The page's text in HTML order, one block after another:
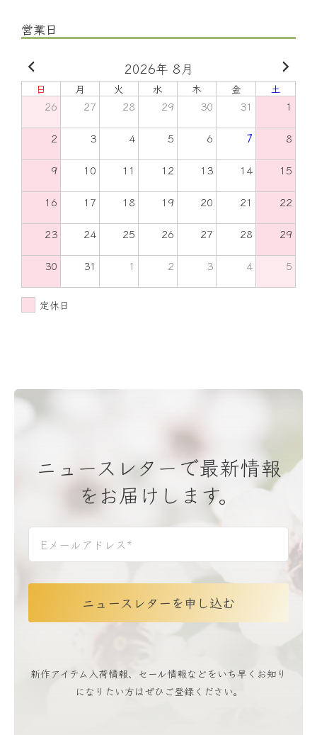
営業日
2026年 8月
日 月 火 水 木 金 土
26 27 28 29 30 31 1
2 3 4 5 6 7 8
9 10 11 12 13 14 15
16 17 18 19 20 21 22
23 24 25 26 27 28 29
30 31 1 2 3 4 5
定休日
ニュースレターで最新情報
をお届けします。
ニュースレターを申し込む
新作アイテム入荷情報、セール情報などをいち早くお知り
になりたい方はぜひご登録ください。